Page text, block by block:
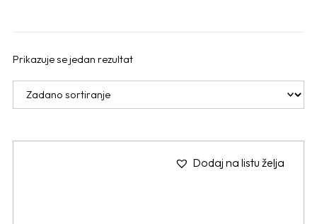
Prikazuje se jedan rezultat
Dodaj na listu želja